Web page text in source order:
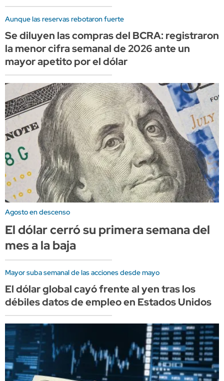
Aunque las reservas rebotaron fuerte
Se diluyen las compras del BCRA: registraron
la menor cifra semanal de 2026 ante un
mayor apetito por el dólar
Agosto en descenso
El dólar cerró su primera semana del
mes a la baja
Mayor suba semanal de las acciones desde mayo
El dólar global cayó frente al yen tras los
débiles datos de empleo en Estados Unidos